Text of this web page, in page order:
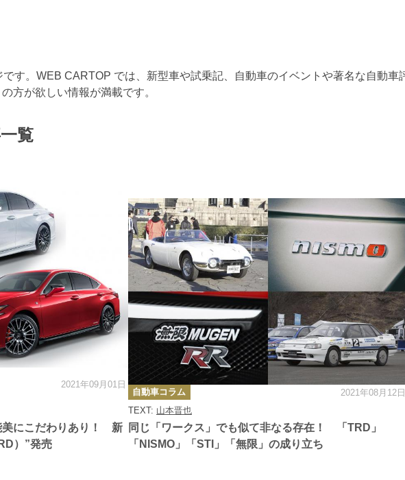
す。WEB CARTOP では、新型車や試乗記、自動車のイベントや著名な自動車
方が欲しい情報が満載です。
覧
美にこだわりあり！ 新
）”発売
2021年09月01日
同じ「ワークス」でも似て非なる存在！ 「TRD」
「NISMO」「STI」「無限」の成り立ち
TEXT: 山本晋也
カ
テ
ゴ
リ
ー
自動車コラム 2021年08月12日